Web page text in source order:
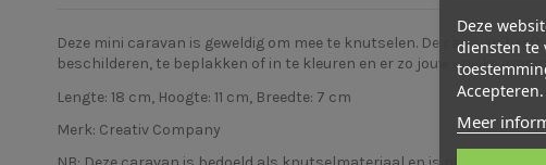
Deze mini caravan is geweldig om mee te knutselen. De caravan
beschilderen, te beplakken of in te kleuren en er zo jouw unieke
Lengte: 18 cm, Hoogte: 11 cm, Breedte: 7 cm
Merk: Creativ Company
Deze
diensten te
Accepteren.
Meer